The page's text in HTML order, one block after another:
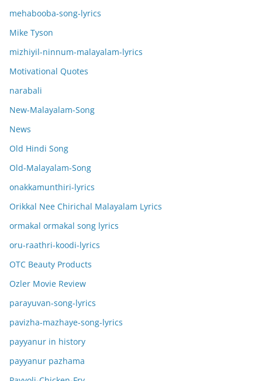
mehabooba-song-lyrics
Mike Tyson
mizhiyil-ninnum-malayalam-lyrics
Motivational Quotes
narabali
New-Malayalam-Song
News
Old Hindi Song
Old-Malayalam-Song
onakkamunthiri-lyrics
Orikkal Nee Chirichal Malayalam Lyrics
ormakal ormakal song lyrics
oru-raathri-koodi-lyrics
OTC Beauty Products
Ozler Movie Review
parayuvan-song-lyrics
pavizha-mazhaye-song-lyrics
payyanur in history
payyanur pazhama